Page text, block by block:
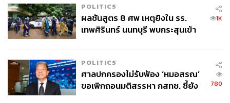
Perfect:ความสมบูรณ์แบบ ซึ่งหมายถึงพอดีในแบบ
ฉบับของตัวเอง เหมาะสมและคู่ควร
เรียลิตี้น้ำดีที่ Empower ผู้หญิง
POLITICS
ผลชันสูตร 8 ศพ เหตุยิงใน รร.
เทพศิรินทร์ นนทบุรี พบกระสุนเข้า
1K
POLITICS
ศาลปกครองไม่รับฟ้อง ‘หมอสรณ’
ขอเพิกถอนมติสรรหา กสทช. ชี้ยัง
780